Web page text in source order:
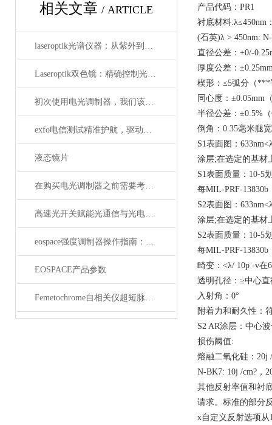
相关文章 / ARTICLE
laseroptik光谱仪器：从紫外到红外的精密光学测量解决方案
Laseroptik双色镜：精确控制光的波长与功率
初次使用电光调制器，我们该注意什么事项？
exfo电信测试精准护航，驱动通信网络高质量发展
液态镜片
在购买电光调制器之前需要考虑许多性质
高速光开关赋能光通信与光电融合的关键技术
eospace强度调制器操作指南：从基础到进阶的完整流程
EOSPACE产品参数
Femetochrome自相关仪超短脉冲测量的“时间显微镜”
产品代码：PR1
衬底材料:λ≤450nm
(石英)λ > 450nm:
直径公差：+0/-
厚度公差：
楔形：≤5弧分（***
同心度：±0.05mm
半径公差：±0.5%
倒角：0.35毫米腿
S1表面图：
涂层;在选定的基材
S1表面质量：10-5
每MIL-PRF-13830b
S2表面图：
涂层;在选定的基材
S2表面质量：10-5
每MIL-PRF-
畸变：<λ/ 10p -v在
透明孔径：≥中心直
入射角：0°
附着力和耐久性：
S2 AR涂层：中心
损伤阈值:
熔融二氧化硅：20j
N-BK7: 10j /cm?，
其他反射率值和衬
请求。标准的部分
x自定义反射选项